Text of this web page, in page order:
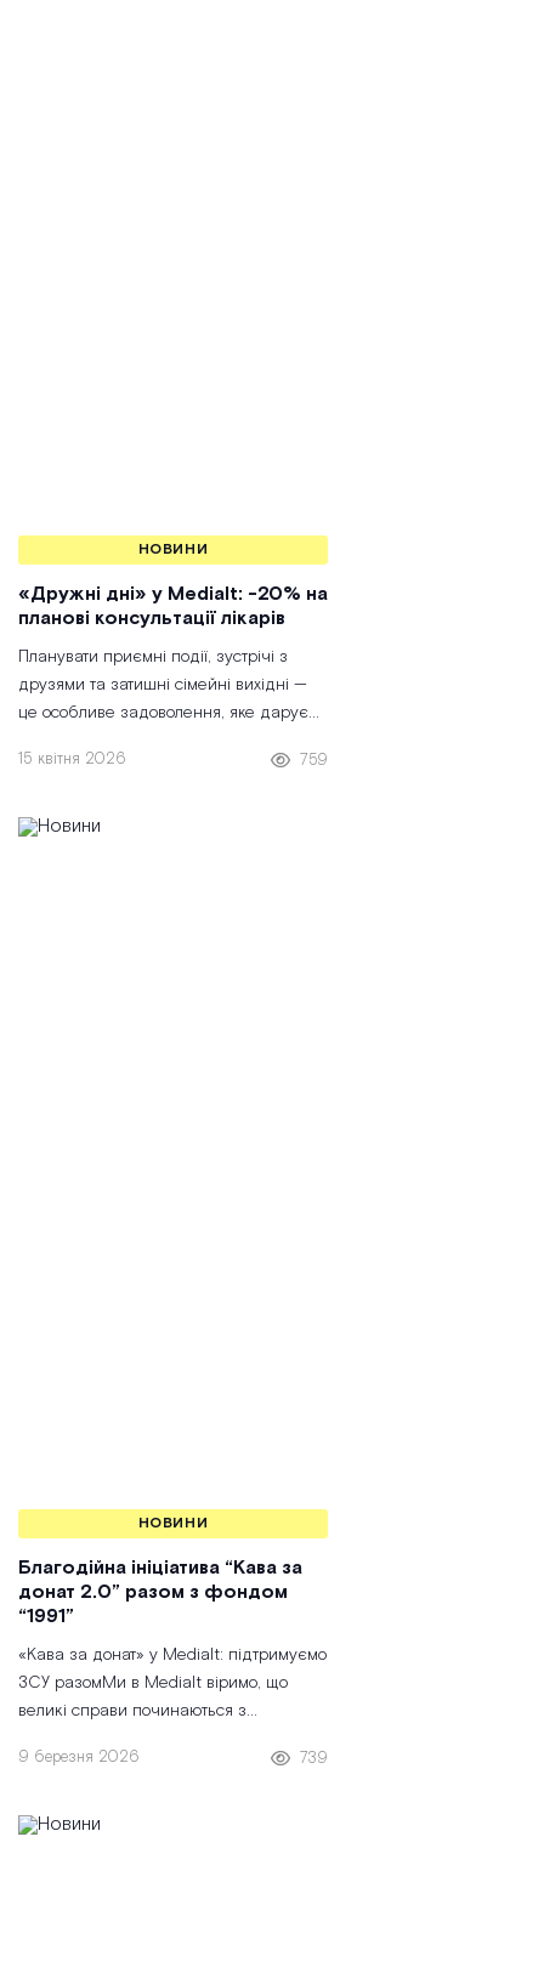
НОВИНИ
«Дружні дні» у Medialt: -20% на
планові консультації лікарів
Планувати приємні події, зустрічі з
друзями та затишні сімейні вихідні —
це особливе задоволення, яке дарує
медичному центрі Medialt переконані:
15 квітня 2026 759
НОВИНИ
Благодійна ініціатива “Кава за
донат 2.0” разом з фондом
“1991”
«Кава за донат» у Medialt: підтримуємо
ЗСУ разомМи в Medialt віримо, що
великі справи починаються з
тому у 2026 році ми продовжуємо
9 березня 2026 739